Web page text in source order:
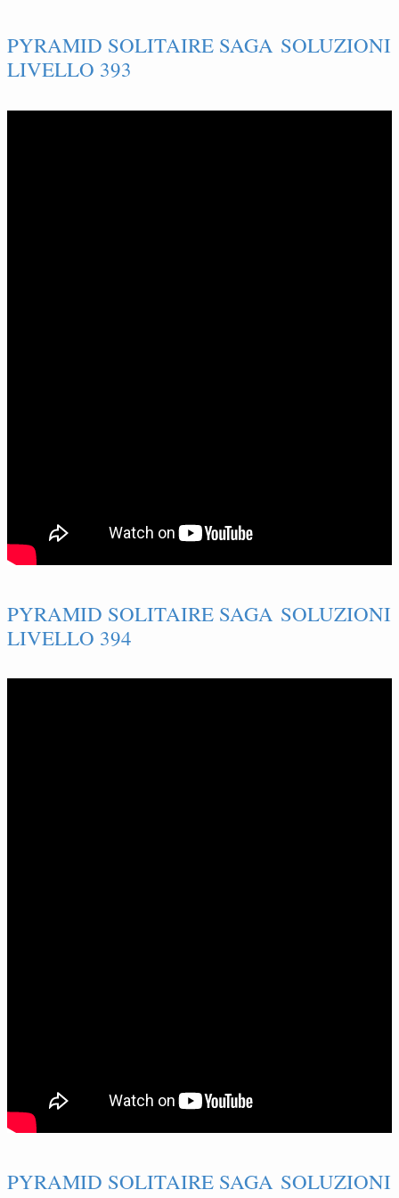
PYRAMID SOLITAIRE SAGA SOLUZIONI
LIVELLO 393
PYRAMID SOLITAIRE SAGA SOLUZIONI
LIVELLO 394
PYRAMID SOLITAIRE SAGA SOLUZIONI